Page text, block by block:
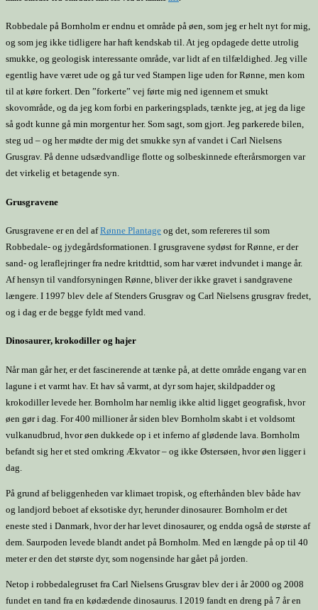
Robbedale på Bornholm er endnu et område på øen, som jeg er helt nyt for mig,
og som jeg ikke tidligere har haft kendskab til. At jeg opdagede dette utrolig
smukke, og geologisk interessante område, var lidt af en tilfældighed. Jeg ville
egentlig have været ude og gå tur ved Stampen lige uden for Rønne, men kom
til at køre forkert. Den ”forkerte” vej førte mig ned igennem et smukt
skovområde, og da jeg kom forbi en parkeringsplads, tænkte jeg, at jeg da lige
så godt kunne gå min morgentur her. Som sagt, som gjort. Jeg parkerede bilen,
steg ud – og her mødte der mig det smukke syn af vandet i Carl Nielsens
Grusgrav. På denne udsædvandlige flotte og solbeskinnede efterårsmorgen var
det virkelig et betagende syn.
Grusgravene
Grusgravene er en del afRønne Plantage og det, som refereres til som
Robbedale- og jydegårdsformationen. I grusgravene sydøst for Rønne, er der
sand- og leraflejringer fra nedre kritdttid, som har været indvundet i mange år.
Af hensyn til vandforsyningen Rønne, bliver der ikke gravet i sandgravene
længere. I 1997 blev dele af Stenders Grusgrav og Carl Nielsens grusgrav fredet,
og i dag er de begge fyldt med vand.
Dinosaurer, krokodiller og hajer
Når man går her, er det fascinerende at tænke på, at dette område engang var en
lagune i et varmt hav. Et hav så varmt, at dyr som hajer, skildpadder og
krokodiller levede her. Bornholm har nemlig ikke altid ligget geografisk, hvor
øen gør i dag. For 400 millioner år siden blev Bornholm skabt i et voldsomt
vulkanudbrud, hvor øen dukkede op i et inferno af glødende lava. Bornholm
befandt sig her et sted omkring Ækvator – og ikke Østersøen, hvor øen ligger i
dag.
På grund af beliggenheden var klimaet tropisk, og efterhånden blev både hav
og landjord beboet af eksotiske dyr, herunder dinosaurer. Bornholm er det
eneste sted i Danmark, hvor der har levet dinosaurer, og endda også de største af
dem. Saurpoden levede blandt andet på Bornholm. Med en længde på op til 40
meter er den det største dyr, som nogensinde har gået på jorden.
Netop i robbedalegruset fra Carl Nielsens Grusgrav blev der i år 2000 og 2008
fundet en tand fra en kødædende dinosaurus. I 2019 fandt en dreng på 7 år en